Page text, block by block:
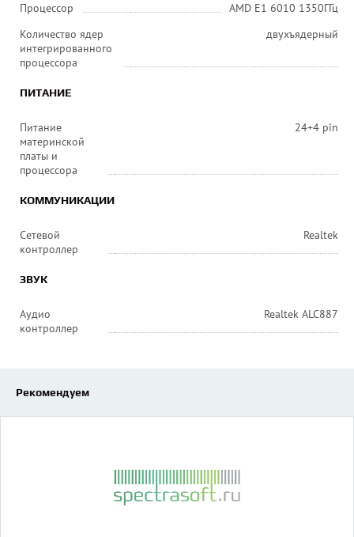
Процессор
AMD E1 6010 1350ГГц
Количество ядер
интегрированного
процессора
двухъядерный
ПИТАНИЕ
Питание
материнской
платы и
процессора
24+4 pin
КОММУНИКАЦИИ
Сетевой
контроллер
Realtek
ЗВУК
Аудио
контроллер
Realtek ALC887
Рекомендуем